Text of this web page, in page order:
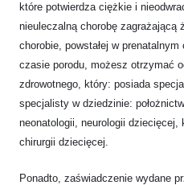
które potwierdza ciężkie i
nieuleczalną chorobę zagrażającą
chorobie, powstałej w
czasie porodu, możesz otrzymać
zdrowotnego, który: posiada
specjalisty w dziedzinie:
neonatologii, neurologii dziecięcej,
chirurgii dziecięcej.
Ponadto, zaświadczenie wydane